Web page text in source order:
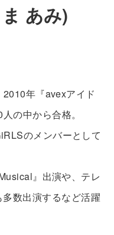
あみ)
年『avexアイド
の中から合格。
のメンバーとして
』出演や、テレ
数出演するなど活躍